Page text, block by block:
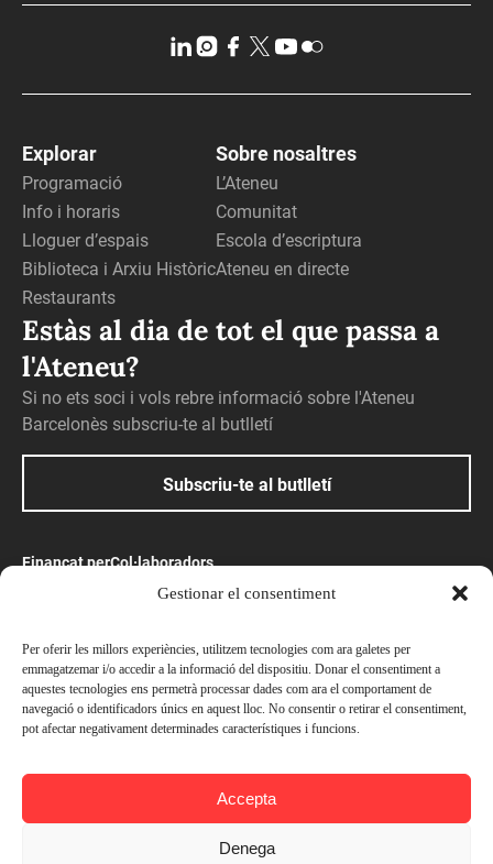
Gestionar el consentiment
Per oferir les millors experiències, utilitzem tecnologies com ara galetes per
emmagatzemar i/o accedir a la informació del dispositiu. Donar el consentiment a
aquestes tecnologies ens permetrà processar dades com ara el comportament de
navegació o identificadors únics en aquest lloc. No consentir o retirar el consentiment,
pot afectar negativament determinades característiques i funcions.
Accepta
Denega
Explorar
Programació
Info i horaris
Lloguer d’espais
Biblioteca i Arxiu Històric
Restaurants
Sobre nosaltres
L’Ateneu
Comunitat
Escola d’escriptura
Ateneu en directe
Estàs al dia de tot el que passa a
l'Ateneu?
Si no ets soci i vols rebre informació sobre l'Ateneu
Barcelonès subscriu-te al butlletí
Subscriu-te al butlletí
Finançat perCol·laboradors
© Ateneu Barcelonès, 2026. Tots els drets reservats
Avís legal